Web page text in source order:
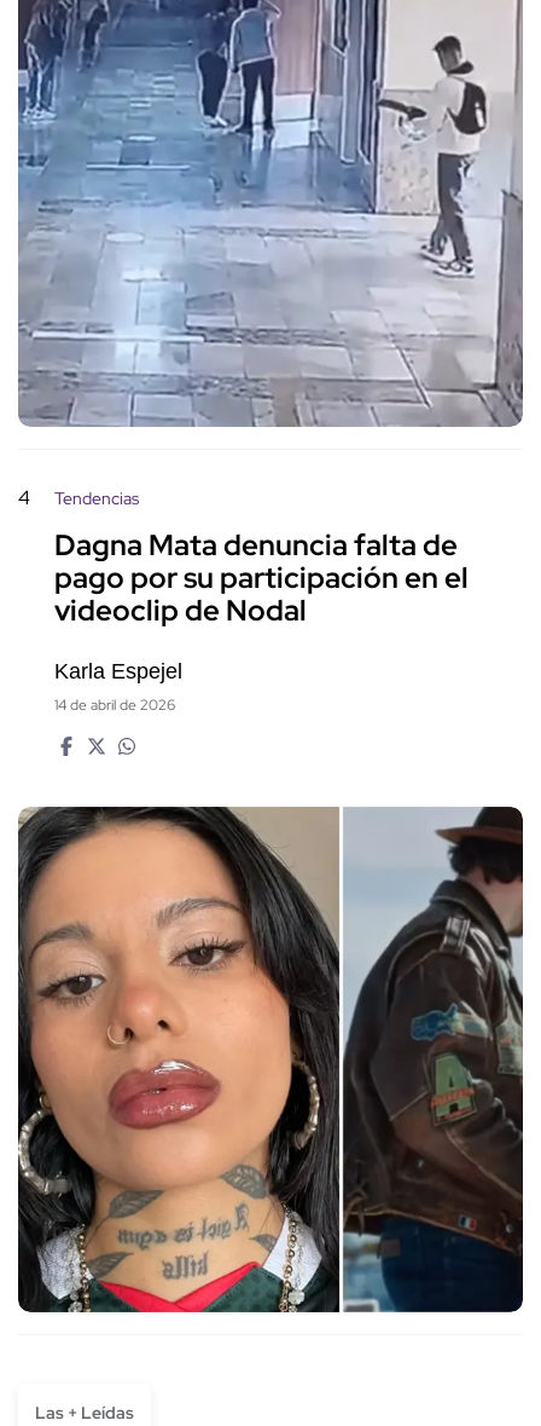
4 Tendencias
Dagna Mata denuncia falta de
pago por su participación en el
videoclip de Nodal
Karla Espejel
14 de abril de 2026
Las + Leídas